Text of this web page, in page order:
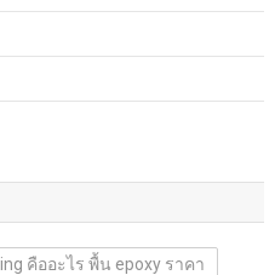
คืออะไร พื้น epoxy ราคา